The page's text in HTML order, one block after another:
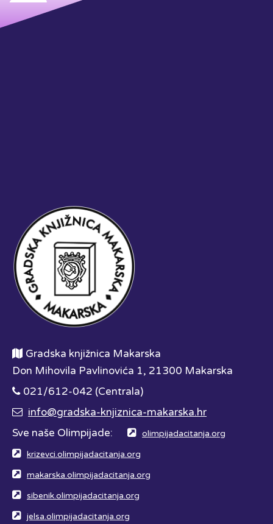
Gradska knjižnica Makarska
Don Mihovila Pavlinovića 1, 21300 Makarska
021/612-042 (Centrala)
info@gradska-knjiznica-makarska.hr
Sve naše Olimpijade:
olimpijadacitanja.org
krizevci.olimpijadacitanja.org
makarska.olimpijadacitanja.org
sibenik.olimpijadacitanja.org
jelsa.olimpijadacitanja.org